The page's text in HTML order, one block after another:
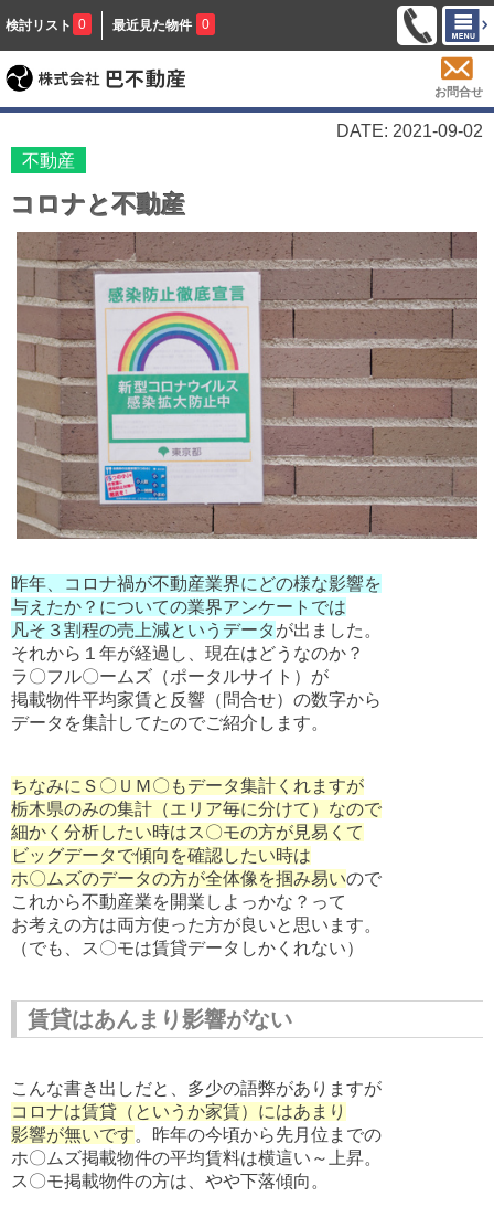
検討リスト 0 最近見た物件 0
お問合せ
DATE: 2021-09-02
不動産
コロナと不動産
昨年、コロナ禍が不動産業界にどの様な影響を
与えたか？についての業界アンケートでは
凡そ３割程の売上減というデータ が出ました。
それから１年が経過し、現在はどうなのか？
ラ〇フル〇ームズ（ポータルサイト）が
掲載物件平均家賃と反響（問合せ）の数字から
データを集計してたのでご紹介します。
ちなみにＳ〇ＵＭ〇もデータ集計くれますが
栃木県のみの集計（エリア毎に分けて）なので
細かく分析したい時はス〇モの方が見易くて
ビッグデータで傾向を確認したい時は
ホ〇ムズのデータの方が全体像を掴み易いので
これから不動産業を開業しよっかな？って
お考えの方は両方使った方が良いと思います。
（でも、ス〇モは賃貸データしかくれない）
賃貸はあんまり影響がない
こんな書き出しだと、多少の語弊がありますが
コロナは賃貸（というか家賃）にはあまり
影響が無いです。昨年の今頃から先月位までの
ホ〇ムズ掲載物件の平均賃料は横這い～上昇。
ス〇モ掲載物件の方は、やや下落傾向。